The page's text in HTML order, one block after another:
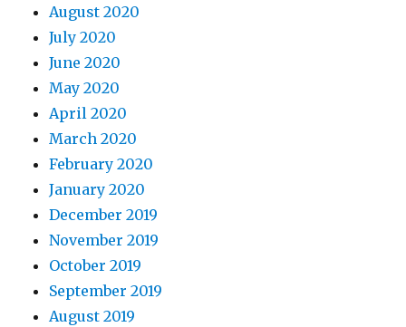
August 2020
July 2020
June 2020
May 2020
April 2020
March 2020
February 2020
January 2020
December 2019
November 2019
October 2019
September 2019
August 2019